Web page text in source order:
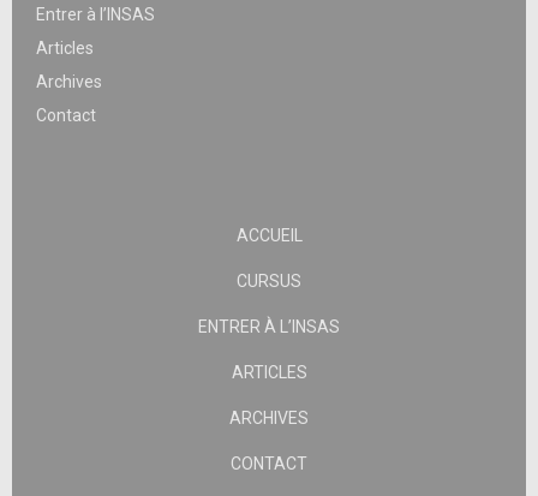
Entrer à l’INSAS
Articles
Archives
Contact
ACCUEIL
CURSUS
ENTRER À L’INSAS
ARTICLES
ARCHIVES
CONTACT